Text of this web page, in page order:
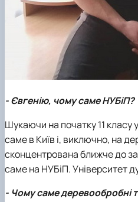
- Євгенію, чому саме НУБіП?
Шукаючи на початку 11 класу
саме в Київ і, виключно, на
сконцентрована ближче до
саме на НУБіП. Університет
- Чому саме деревообробні